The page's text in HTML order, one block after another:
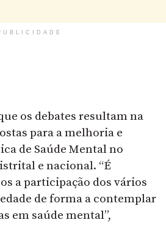
os debates resultam na
para a melhoria e
de Saúde Mental no
e nacional. “É
a participação dos vários
de forma a contemplar
em saúde mental”,